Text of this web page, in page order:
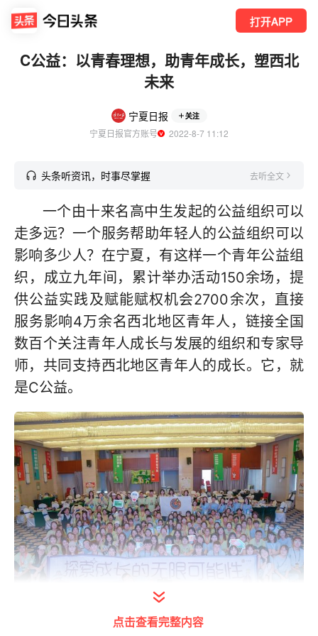
打开APP
C公益：以青春理想，助青年成长，塑西北
未来
宁夏日报 关注
宁夏日报官方账号
  2022-8-7 11:12
头条听资讯，时事尽掌握 去听全文
一个由十来名高中生发起的公益组织可以
走多远？一个服务帮助年轻人的公益组织可以
影响多少人？在宁夏，有这样一个青年公益组
织，成立九年间，累计举办活动150余场，提
供公益实践及赋能赋权机会2700余次，直接
服务影响4万余名西北地区青年人，链接全国
数百个关注青年人成长与发展的组织和专家导
师，共同支持西北地区青年人的成长。它，就
是C公益。
打开今日头条查看图片详情
点击查看完整内容